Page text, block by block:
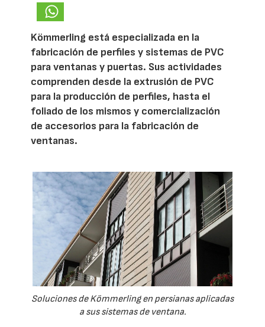
Kömmerling está especializada en la
fabricación de perfiles y sistemas de PVC
para ventanas y puertas. Sus actividades
comprenden desde la extrusión de PVC
para la producción de perfiles, hasta el
foliado de los mismos y comercialización
de accesorios para la fabricación de
ventanas.
Soluciones de Kömmerling en persianas aplicadas
a sus sistemas de ventana.